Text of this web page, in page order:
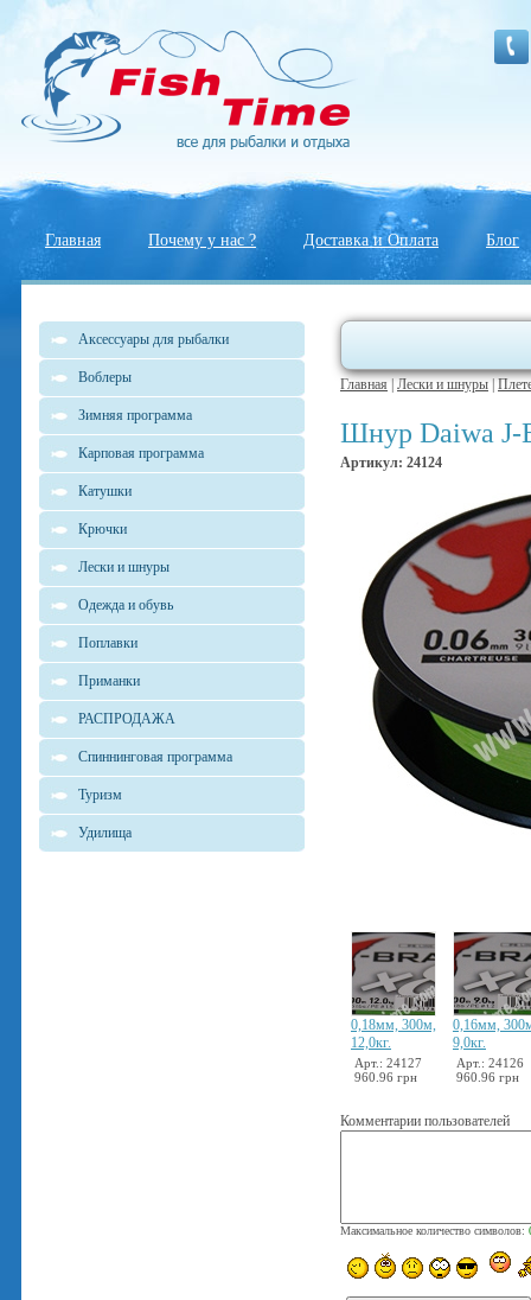
Главная Почему у нас ? Доставка и Оплата Блог
Аксессуары для рыбалки
Воблеры
Зимняя программа
Карповая программа
Катушки
Крючки
Лески и шнуры
Одежда и обувь
Поплавки
Приманки
РАСПРОДАЖА
Спиннинговая программа
Туризм
Удилища
Главная Лески и шнуры
Шнур Daiwa J-
Артикул: 24124
0,18мм, 300м,
12,0кг.
Арт.: 24127
960.96 грн
0,16мм,
9,0кг.
Арт.: 24126
960.96 грн
Комментарии пользователей
Максимальное количество символов: